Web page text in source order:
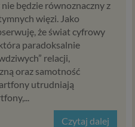
będzie równoznaczny z
więzi. Jako
że świat cyfrowy
paradoksalnie
relacji,
oraz samotność
utrudniają
Czytaj dalej